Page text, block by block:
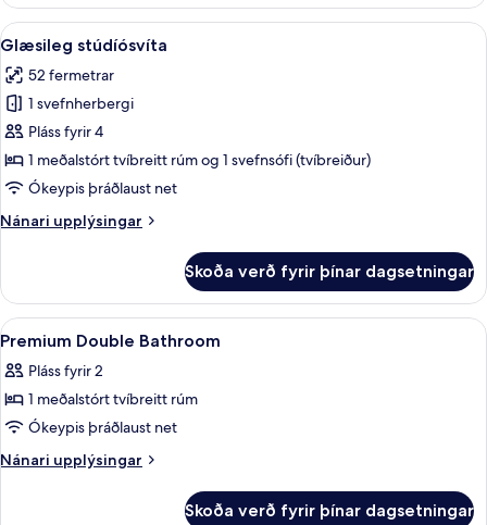
fyrir
einn,
rúm
Skoða
allar
myndir
fyrir
Glæsileg
stúdíósvíta
Glæsileg stúdíósvíta | Rúmföt af
7
Glæsileg stúdíósvíta
52 fermetrar
1 svefnherbergi
Pláss fyrir 4
1 meðalstórt tvíbreitt rúm og 1 svefnsófi (tvíbreiður)
Ókeypis þráðlaust net
Nánari upplýsingar
Nánari
stúdíósvíta
Skoða verð fyrir þínar dagsetningar
Skoða
allar
myndir
fyrir
Premium
Double
Rúmföt af bestu gerð, míníbar,
6
Premium Double Bathroom
Pláss fyrir 2
1 meðalstórt tvíbreitt rúm
Ókeypis þráðlaust net
Nánari upplýsingar
Nánari
Skoða verð fyrir þínar dagsetningar